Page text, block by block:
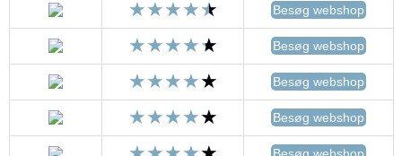
Besøg webshop
Besøg webshop
Besøg webshop
Besøg webshop